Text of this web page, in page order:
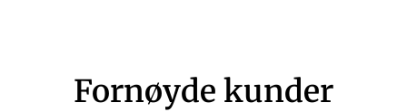
Fornøyde kunder